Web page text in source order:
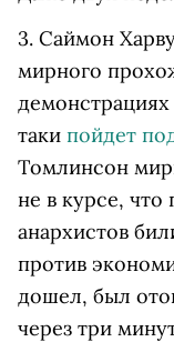
3. Саймон
мирного
таки пойдет
Томлинсон
не в курсе,
анархистов
против
дошел, был
через три